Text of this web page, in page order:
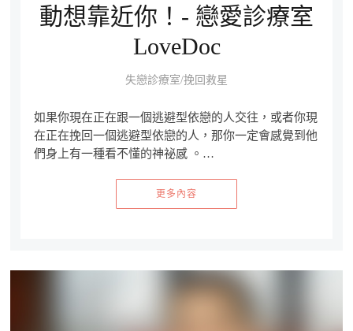
動想靠近你！- 戀愛診療室
LoveDoc
失戀診療室/挽回救星
如果你現在正在跟一個逃避型依戀的人交往，或者你現
在正在挽回一個逃避型依戀的人，那你一定會感覺到他
們身上有一種看不懂的神祕感 。…
更多內容